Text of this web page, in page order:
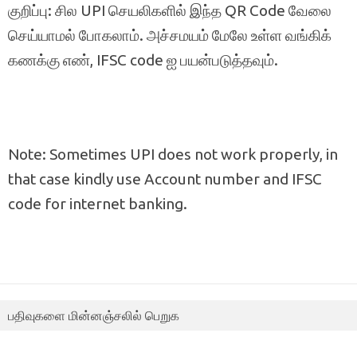
குறிப்பு: சில UPI செயலிகளில் இந்த QR Code வேலை
செய்யாமல் போகலாம். அச்சமயம் மேலே உள்ள வங்கிக்
கணக்கு எண், IFSC code ஐ பயன்படுத்தவும்.
Note: Sometimes UPI does not work properly, in
that case kindly use Account number and IFSC
code for internet banking.
பதிவுகளை மின்னஞ்சலில் பெறுக